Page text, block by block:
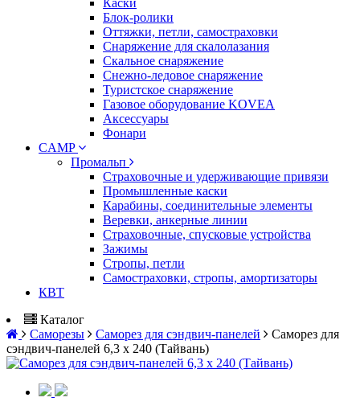
Каски
Блок-ролики
Оттяжки, петли, самостраховки
Снаряжение для скалолазания
Скальное снаряжение
Снежно-ледовое снаряжение
Туристское снаряжение
Газовое оборудование KOVEA
Аксессуары
Фонари
CAMP
Промальп
Страховочные и удерживающие привязи
Промышленные каски
Карабины, соединительные элементы
Веревки, анкерные линии
Страховочные, спусковые устройства
Зажимы
Стропы, петли
Самостраховки, стропы, амортизаторы
КВТ
Каталог
Саморезы
Саморез для сэндвич-панелей
Саморез для
сэндвич-панелей 6,3 х 240 (Тайвань)